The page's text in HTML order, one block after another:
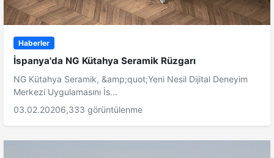
Haberler
İspanya'da NG Kütahya Seramik Rüzgarı
NG Kütahya Seramik, &amp;quot;Yeni Nesil Dijital Deneyim
Merkezi Uygulamasını İs...
03.02.20206,333 görüntülenme